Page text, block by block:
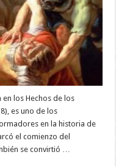
los Hechos de los
es uno de los
en la historia de
el comienzo del
se convirtió …